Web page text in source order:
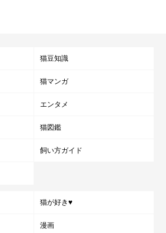
猫豆知識
猫マンガ
エンタメ
猫図鑑
飼い方ガイド
猫が好き♥
漫画